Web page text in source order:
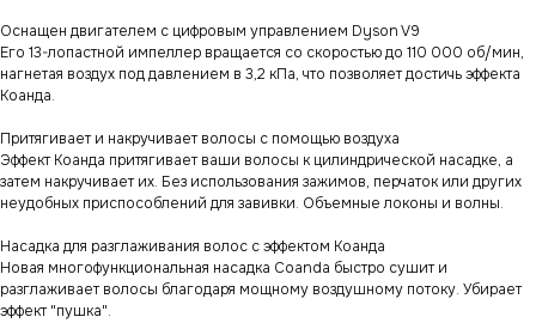
Оснащен двигателем с цифровым управлением Dyson V9
Его 13-лопастной импеллер вращается со скоростью до 110 000 об/мин,
нагнетая воздух под давлением в 3,2 кПа, что позволяет достичь эффекта
Коанда.
Притягивает и накручивает волосы с помощью воздуха
Эффект Коанда притягивает ваши волосы к цилиндрической насадке, а
затем накручивает их. Без использования зажимов, перчаток или других
неудобных приспособлений для завивки. Объемные локоны и волны.
Насадка для разглаживания волос с эффектом Коанда
Новая многофункциональная насадка Coanda быстро сушит и
разглаживает волосы благодаря мощному воздушному потоку. Убирает
эффект "пушка".